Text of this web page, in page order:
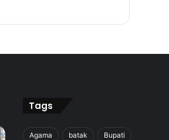
Tags
Agama batak Bupati